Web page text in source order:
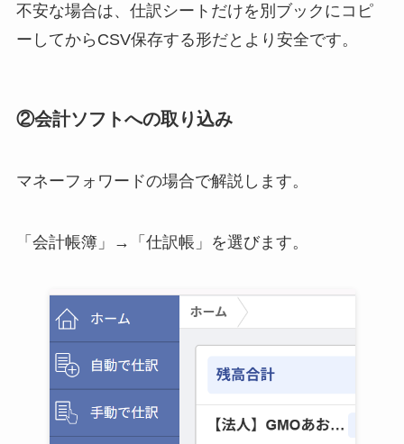
不安な場合は、仕訳シートだけを別ブックにコピ
ーしてからCSV保存する形だとより安全です。
②会計ソフトへの取り込み
マネーフォワードの場合で解説します。
「会計帳簿」→「仕訳帳」を選びます。